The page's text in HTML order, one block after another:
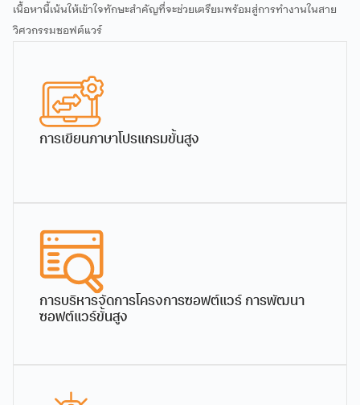
เนื้อหานี้เน้นให้เข้าใจทักษะสำคัญที่จะช่วยเตรียมพร้อมสู่การทำงานในสาย
วิศวกรรมซอฟต์แวร์
การเขียนภาษาโปรแกรมขั้นสูง
การบริหารจัดการโครงการซอฟต์แวร์ การพัฒนา
ซอฟต์แวร์ขั้นสูง
แผน 2 ภาคปกติตลอดหลักสูตร 100,000 บาท ปี
การศึกษาละ 25,000 บาท
*หมายเหตุ: กรณีเป็นนักศึกษาต่าชาติ ต้องชำระค่าธรรม
เนียมเพิ่ภาคการศึกษาละ 20,000 บาท
หลักสูตรวิทยา
ศาสตรมหาบัณฑิต
สาขาวิชา
วิศวกรรม
ดร.ภัทรหทัย ณ ลำพูน
ผู้ช่วยศาสตราจารย์